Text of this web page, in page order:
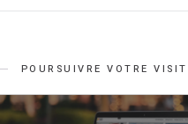
POURSUIVRE VOTRE